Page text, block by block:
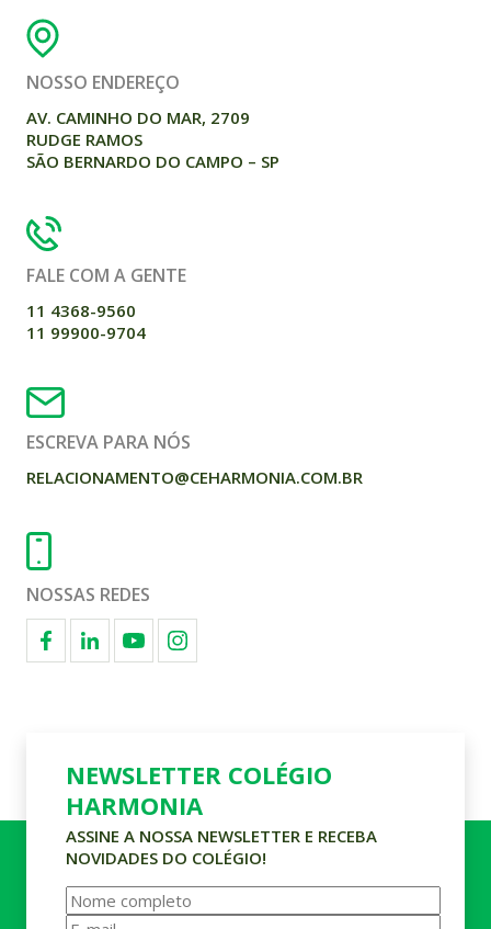
NOSSO ENDEREÇO
AV. CAMINHO DO MAR, 2709
RUDGE RAMOS
SÃO BERNARDO DO CAMPO – SP
FALE COM A GENTE
11 4368-9560
11 99900-9704
ESCREVA PARA NÓS
RELACIONAMENTO@CEHARMONIA.COM.BR
NOSSAS REDES
NEWSLETTER COLÉGIO
HARMONIA
ASSINE A NOSSA NEWSLETTER E RECEBA
NOVIDADES DO COLÉGIO!